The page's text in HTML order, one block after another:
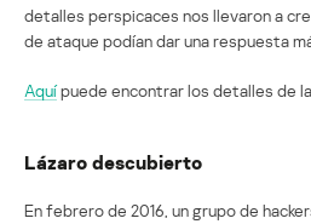
detalles perspicaces nos llevaron a
de ataque podían dar una respuesta
Aquípuede encontrar los detalles de
Lázaro descubierto
En febrero de 2016, un grupo de